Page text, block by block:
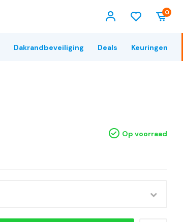
0
Dakrandbeveiliging Deals Keuringen
Op voorraad